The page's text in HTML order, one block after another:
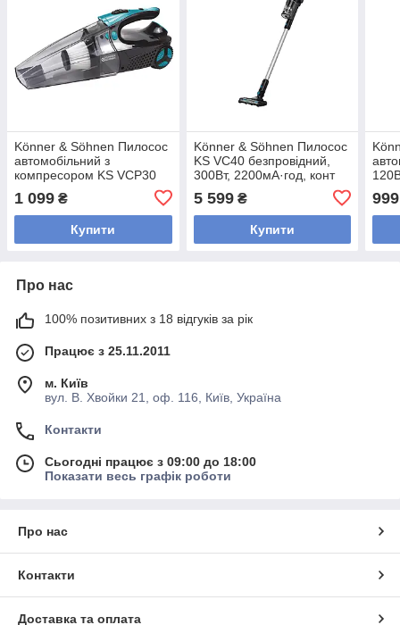
Könner & Söhnen Пилосос
автомобільний з
компресором KS VCP30
150PSI, 3000Па, 1.2кг
1 099 ₴
Купити
Könner & Söhnen Пилосос
KS VC40 безпровідний,
300Вт, 2200мА·год, конт
пил 0.45л, автон. робота
до 45хв, 2.4кг
5 599₴
Купити
999
Про нас
100% позитивних з 18 відгуків за рік
Працює з 25.11.2011
м. Київ
вул. В. Хвойки 21, оф. 116, Київ, Україна
Контакти
Сьогодні працює з 09:00 до 18:00
Показати весь графік роботи
Про нас
Контакти
Доставка та оплата